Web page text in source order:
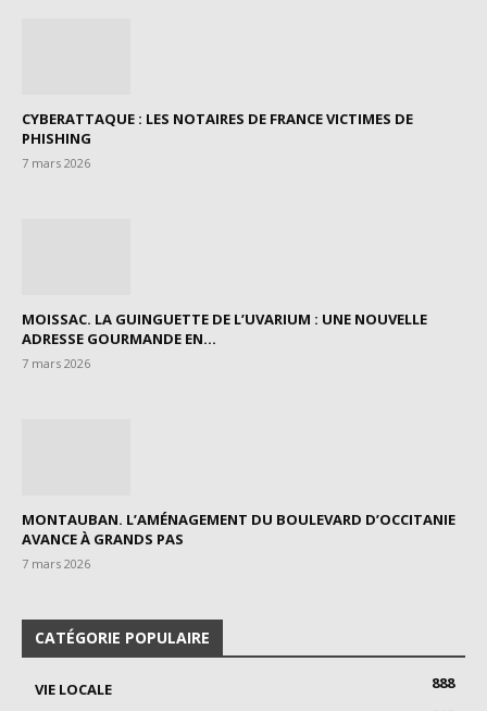
CYBERATTAQUE : LES NOTAIRES DE FRANCE VICTIMES DE
PHISHING
7 mars 2026
MOISSAC. LA GUINGUETTE DE L’UVARIUM : UNE NOUVELLE
ADRESSE GOURMANDE EN...
7 mars 2026
MONTAUBAN. L’AMÉNAGEMENT DU BOULEVARD D’OCCITANIE
AVANCE À GRANDS PAS
7 mars 2026
CATÉGORIE POPULAIRE
VIE LOCALE
888